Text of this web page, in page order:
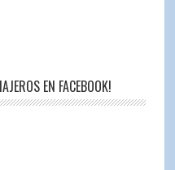
EN FACEBOOK!